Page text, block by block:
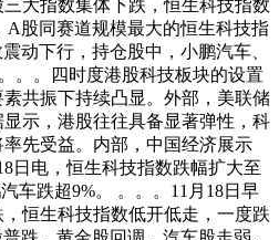
大指数集体下跌，恒生科技指数
A股同赛道规模最大的恒生科技指
动下行，持仓股中，小鹏汽车、
。。四时度港股科技板块的设置
共振下持续凸显。外部，美联储
示，港股往往具备显著弹性，科
先受益。内部，中国经济展示
日电，恒生科技指数跌幅扩大至
车跌超9%。 。。。11月18日早
恒生科技指数低开低走，一度跌